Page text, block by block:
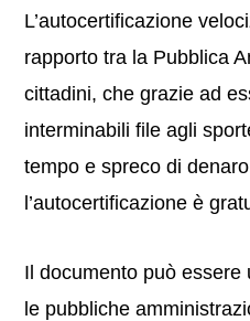
L’autocertificazione
rapporto tra la Pubblica
cittadini, che grazie ad
interminabili file agli
tempo e spreco di
l’autocertificazione è
Il documento può essere
le pubbliche